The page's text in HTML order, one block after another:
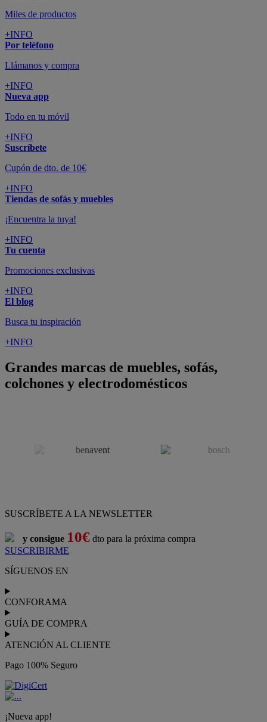
Miles de productos
+INFO
Por teléfono
Llámanos y compra
+INFO
Nueva app
Todo en tu móvil
+INFO
Suscríbete
Cupón de dto. de 10€
+INFO
Tiendas de sofás y muebles
¡Encuentra la tuya!
+INFO
Tu cuenta
Promociones exclusivas
+INFO
El blog
Busca tu inspiración
+INFO
Grandes marcas de muebles, sofás,
colchones y electrodomésticos
SUSCRÍBETE A LA NEWSLETTER
y consigue 10€ dto para la próxima compra
SUSCRIBIRME
SÍGUENOS EN
CONFORAMA
GUÍA DE COMPRA
ATENCIÓN AL CLIENTE
Pago 100% Seguro
¡Nueva app!